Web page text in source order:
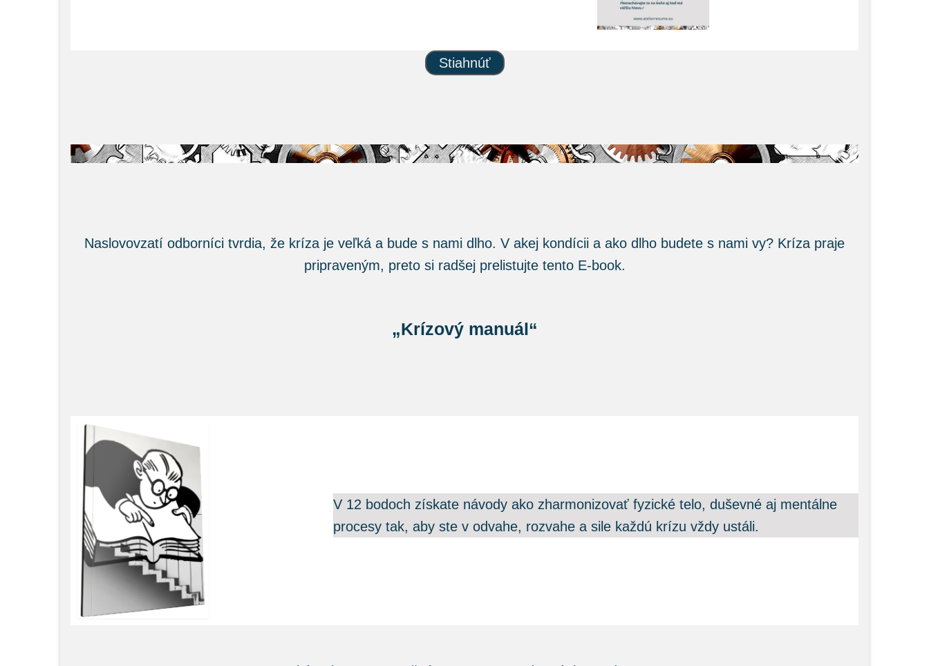
Stiahnúť
Naslovovzatí odborníci tvrdia, že kríza je veľká a bude s nami dlho. V akej kondícii a ako dlho budete s nami vy? Kríza praje
pripraveným, preto si radšej prelistujte tento E-book.
„Krízový manuál“
V 12 bodoch získate návody ako zharmonizovať fyzické telo, duševné aj mentálne
procesy tak, aby ste v odvahe, rozvahe a sile každú krízu vždy ustáli.